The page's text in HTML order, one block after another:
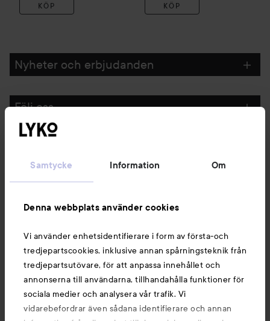
Samtycke Information Om
Denna webbplats använder cookies
Vi använder enhetsidentifierare i form av första-och
tredjepartscookies, inklusive annan spårningsteknik från
tredjepartsutövare, för att anpassa innehållet och
annonserna till användarna, tillhandahålla funktioner för
sociala medier och analysera vår trafik. Vi
vidarebefordrar även sådana identifierare och annan
KÖP KÖP
Nyheter och erbjudanden
Följ oss
Du kanske också gillar